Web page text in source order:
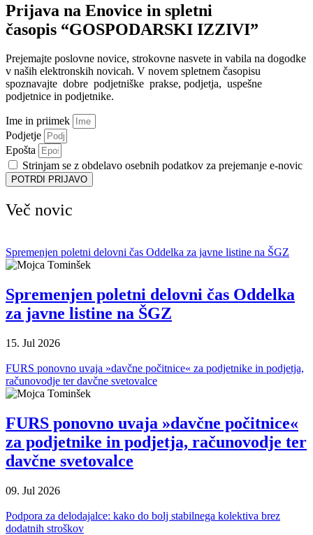
Prijava na Enovice in spletni
časopis “GOSPODARSKI IZZIVI”
Prejemajte poslovne novice, strokovne nasvete in vabila na dogodke
v naših elektronskih novicah. V novem spletnem časopisu
spoznavajte dobre podjetniške prakse, podjetja, uspešne
podjetnice in podjetnike.
Ime in priimek
Podjetje
Epošta
Strinjam se z obdelavo osebnih podatkov za prejemanje e-novic
POTRDI PRIJAVO
Več novic
Spremenjen poletni delovni čas Oddelka za javne listine na ŠGZ
Spremenjen poletni delovni čas Oddelka
za javne listine na ŠGZ
15. Jul 2026
FURS ponovno uvaja »davčne počitnice« za podjetnike in podjetja,
računovodje ter davčne svetovalce
FURS ponovno uvaja »davčne počitnice«
za podjetnike in podjetja, računovodje ter
davčne svetovalce
09. Jul 2026
Podpora za delodajalce: kako do bolj stabilnega kolektiva brez
dodatnih stroškov